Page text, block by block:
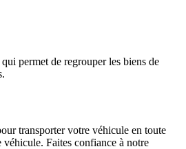
permet de regrouper les biens de
transporter votre véhicule en toute
véhicule. Faites confiance à notre